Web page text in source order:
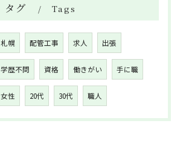
タグ Tags
札幌 配管工事 求人 出張
学歴不問 資格 働きがい 手に職
女性 20代 30代 職人